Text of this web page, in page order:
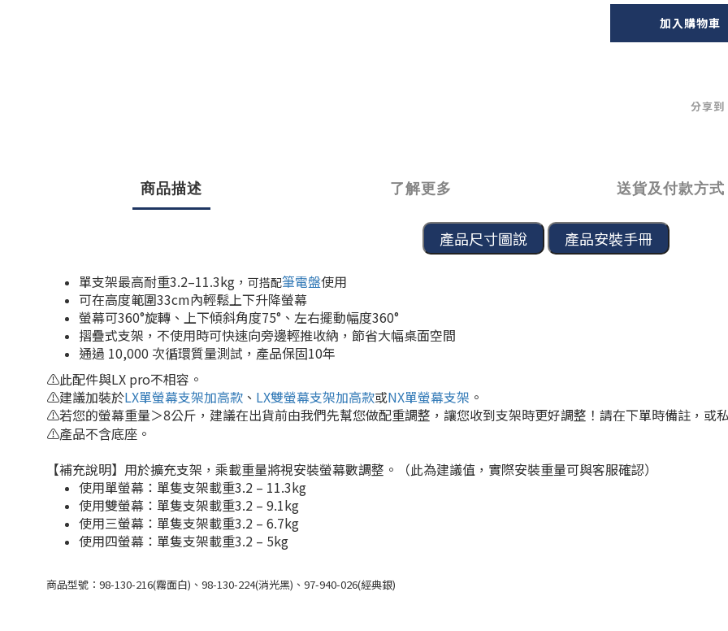
加入購物車
分享到
商品描述 了解更多 送貨及付款方式
單支架最高耐重3.2–11.3kg， 可搭配筆電盤使用
可在高度範圍33cm內輕鬆上下升降螢幕
螢幕可360°旋轉、上下傾斜角度75°、左右擺動幅度360°
摺疊式支架，不使用時可快速向旁邊輕推收納，節省大幅桌面空間
通過 10,000 次循環質量測試，產品保固10年
⚠️此配件與LX pro不相容。
⚠️建議加裝於LX單螢幕支架加高款 、 LX雙螢幕支架加高款或NX單螢幕支架 。
⚠️若您的螢幕重量＞8公斤，建議在出貨前由我們先幫您做配重調整，讓您收到支架時更好調整！請在下單時備註，或
⚠️產品不含底座。
【補充說明】用於擴充支架，乘載重量將視安裝螢幕數調整。（此為建議值，實際安裝重量可與客服確認）
使用單螢幕：單隻支架載重3.2 – 11.3kg
使用雙螢幕： 單隻支架載重3.2 – 9.1kg
使用三螢幕：單隻支架載重3.2 – 6.7kg
使用四螢幕：單隻支架載重3.2 – 5kg
商品型號：98-130-216(霧面白)、98-130-224(消光黑)、97-940-026(經典銀)